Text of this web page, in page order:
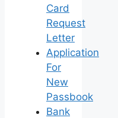
Card
Request
Letter
Application
For
New
Passbook
Bank